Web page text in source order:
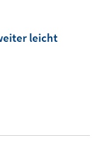
leicht